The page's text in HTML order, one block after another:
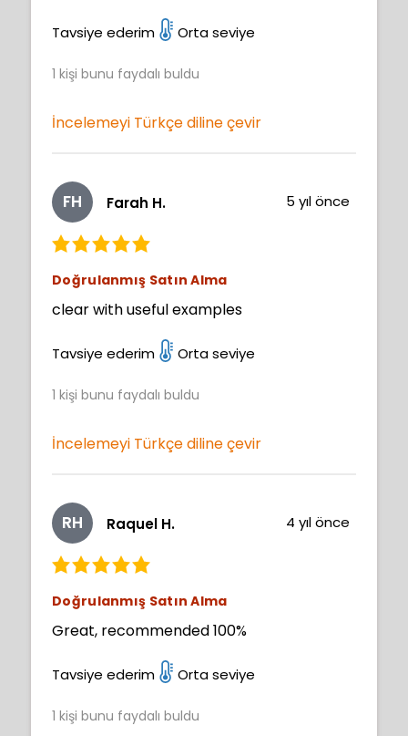
Tavsiye ederim Orta seviye
1 kişi bunu faydalı buldu
İncelemeyi Türkçe diline çevir
FH Farah H. 5 yıl önce
Doğrulanmış Satın Alma
clear with useful examples
Tavsiye ederim Orta seviye
1 kişi bunu faydalı buldu
İncelemeyi Türkçe diline çevir
RH Raquel H. 4 yıl önce
Doğrulanmış Satın Alma
Great, recommended 100%
Tavsiye ederim Orta seviye
1 kişi bunu faydalı buldu